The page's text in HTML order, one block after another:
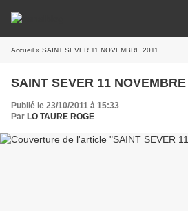
Accueil » SAINT SEVER 11 NOVEMBRE 2011
SAINT SEVER 11
Publié le 23/10/2011 à 15:33
Par LO TAURE ROGE